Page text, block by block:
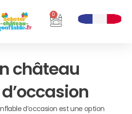
0
Panier
château
d’occasion est une option